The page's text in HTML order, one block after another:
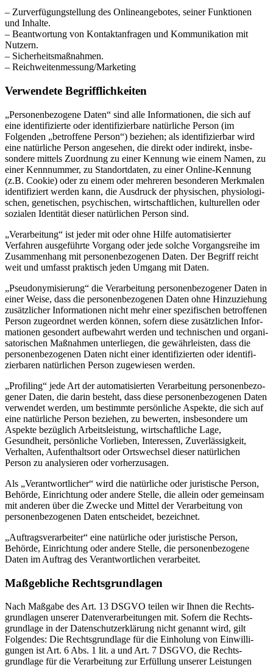
– Zurver­fü­gung­stellung des Online­an­ge­botes, seiner Funktionen
und Inhalte.
– Beant­wortung von Kontakt­an­fragen und Kommu­ni­kation mit
Nutzern.
– Sicher­heits­maß­nahmen.
– Reichweitenmessung/Marketing
Verwendete Begriff­lich­keiten
„Perso­nen­be­zogene Daten“ sind alle Infor­ma­tionen, die sich auf
eine identi­fi­zierte oder identi­fi­zierbare natür­liche Person (im
Folgenden „betroffene Person“) beziehen; als identi­fi­zierbar wird
eine natür­liche Person angesehen, die direkt oder indirekt, insbe­
sondere mittels Zuordnung zu einer Kennung wie einem Namen, zu
einer Kennnummer, zu Stand­ort­daten, zu einer Online-Kennung
(z.B. Cookie) oder zu einem oder mehreren beson­deren Merkmalen
identi­fi­ziert werden kann, die Ausdruck der physi­schen, physio­lo­gi­
schen, geneti­schen, psychi­schen, wirtschaft­lichen, kultu­rellen oder
sozialen Identität dieser natür­lichen Person sind.
„Verar­beitung“ ist jeder mit oder ohne Hilfe automa­ti­sierter
Verfahren ausge­führte Vorgang oder jede solche Vorgangs­reihe im
Zusam­menhang mit perso­nen­be­zo­genen Daten. Der Begriff reicht
weit und umfasst praktisch jeden Umgang mit Daten.
„Pseud­ony­mi­sierung“ die Verar­beitung perso­nen­be­zo­gener Daten in
einer Weise, dass die perso­nen­be­zo­genen Daten ohne Hinzu­ziehung
zusätz­licher Infor­ma­tionen nicht mehr einer spezi­fi­schen betrof­fenen
Person zugeordnet werden können, sofern diese zusätz­lichen Infor­
ma­tionen gesondert aufbe­wahrt werden und techni­schen und organi­
sa­to­ri­schen Maßnahmen unter­liegen, die gewähr­leisten, dass die
perso­nen­be­zo­genen Daten nicht einer identi­fi­zierten oder identi­fi­
zier­baren natür­lichen Person zugewiesen werden.
„Profiling“ jede Art der automa­ti­sierten Verar­beitung perso­nen­be­zo­
gener Daten, die darin besteht, dass diese perso­nen­be­zo­genen Daten
verwendet werden, um bestimmte persön­liche Aspekte, die sich auf
eine natür­liche Person beziehen, zu bewerten, insbe­sondere um
Aspekte bezüglich Arbeits­leistung, wirtschaft­liche Lage,
Gesundheit, persön­liche Vorlieben, Inter­essen, Zuver­läs­sigkeit,
Verhalten, Aufent­haltsort oder Ortswechsel dieser natür­lichen
Person zu analy­sieren oder vorher­zu­sagen.
Als „Verant­wort­licher“ wird die natür­liche oder juris­tische Person,
Behörde, Einrichtung oder andere Stelle, die allein oder gemeinsam
mit anderen über die Zwecke und Mittel der Verar­beitung von
perso­nen­be­zo­genen Daten entscheidet, bezeichnet.
„Auftrags­ver­ar­beiter“ eine natür­liche oder juris­tische Person,
Behörde, Einrichtung oder andere Stelle, die perso­nen­be­zogene
Daten im Auftrag des Verant­wort­lichen verar­beitet.
Maßgeb­liche Rechts­grund­lagen
Nach Maßgabe des Art. 13 DSGVO teilen wir Ihnen die Rechts­
grund­lagen unserer Daten­ver­ar­bei­tungen mit. Sofern die Rechts­
grundlage in der Daten­schutz­er­klärung nicht genannt wird, gilt
Folgendes: Die Rechts­grundlage für die Einholung von Einwil­li­
gungen ist Art. 6 Abs. 1 lit. a und Art. 7 DSGVO, die Rechts­
grundlage für die Verar­beitung zur Erfüllung unserer Leistungen